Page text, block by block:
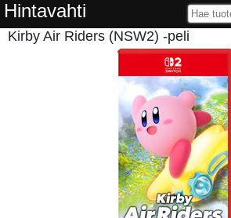
Hintavahti
Kirby Air Riders (NSW2) -peli